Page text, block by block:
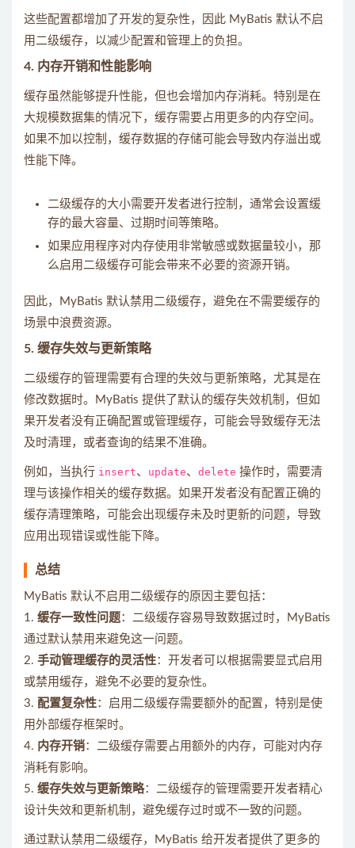
这些配置都增加了开发的复杂性，因此 MyBatis 默认不启
用二级缓存，以减少配置和管理上的负担。
4. 内存开销和性能影响
缓存虽然能够提升性能，但也会增加内存消耗。特别是在
大规模数据集的情况下，缓存需要占用更多的内存空间。
如果不加以控制，缓存数据的存储可能会导致内存溢出或
性能下降。
二级缓存的大小需要开发者进行控制，通常会设置缓
存的最大容量、过期时间等策略。
如果应用程序对内存使用非常敏感或数据量较小，那
么启用二级缓存可能会带来不必要的资源开销。
因此，MyBatis 默认禁用二级缓存，避免在不需要缓存的
场景中浪费资源。
5. 缓存失效与更新策略
二级缓存的管理需要有合理的失效与更新策略，尤其是在
修改数据时。MyBatis 提供了默认的缓存失效机制，但如
果开发者没有正确配置或管理缓存，可能会导致缓存无法
及时清理，或者查询的结果不准确。
例如，当执行 insert、 update、 delete 操作时，需要清
理与该操作相关的缓存数据。如果开发者没有配置正确的
缓存清理策略，可能会出现缓存未及时更新的问题，导致
应用出现错误或性能下降。
总结
MyBatis 默认不启用二级缓存的原因主要包括：
1. 缓存一致性问题：二级缓存容易导致数据过时，MyBatis
通过默认禁用来避免这一问题。
2. 手动管理缓存的灵活性：开发者可以根据需要显式启用
或禁用缓存，避免不必要的复杂性。
3. 配置复杂性：启用二级缓存需要额外的配置，特别是使
用外部缓存框架时。
4. 内存开销：二级缓存需要占用额外的内存，可能对内存
消耗有影响。
5. 缓存失效与更新策略：二级缓存的管理需要开发者精心
设计失效和更新机制，避免缓存过时或不一致的问题。
通过默认禁用二级缓存，MyBatis 给开发者提供了更多的